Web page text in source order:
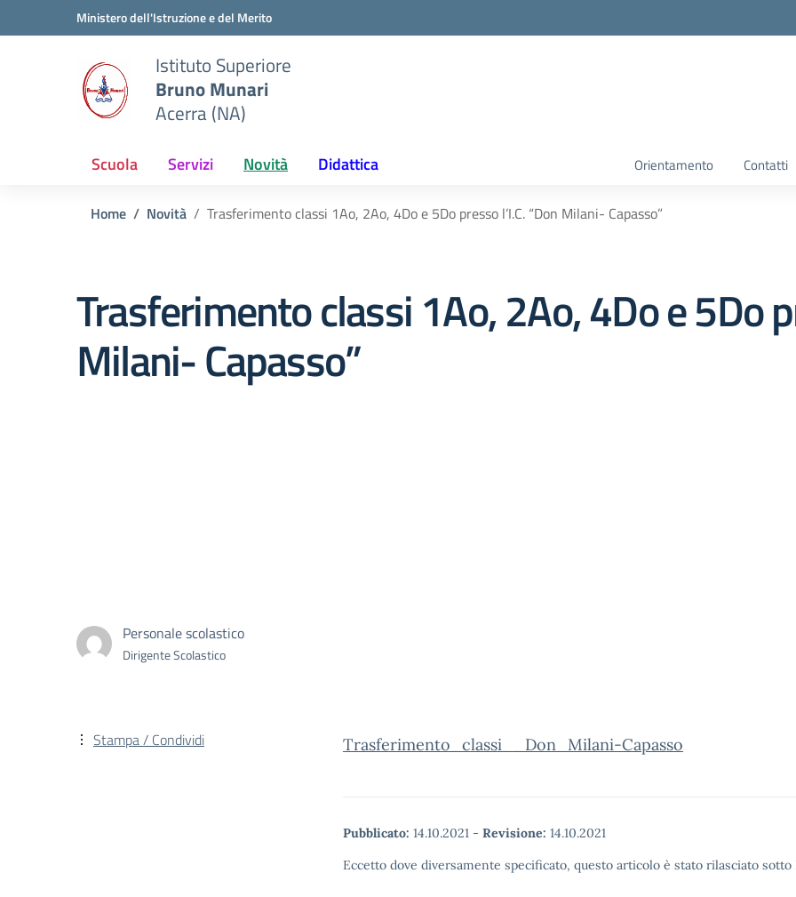
Vai ai contenuti
Vai al menu di navigazioneMinistero dell'Istruzione e del Merito
Istituto Superiore
Bruno Munari
Acerra (NA)
Scuola Servizi Novità Didattica Orientamento Contatti
Home Novità Trasferimento classi 1Ao, 2Ao, 4Do e 5Do presso l’I.C. “Don Milani- Capasso”
Trasferimento classi 1Ao, 2Ao, 4Do e 5Do
Milani- Capasso”
Personale scolastico
Dirigente Scolastico
Trasferimento_classi__Don_Milani-Capasso
Pubblicato: 14.10.2021 - Revisione: 14.10.2021
Eccetto dove diversamente specificato, questo articolo è stato rilasciato
Stampa / Condividi